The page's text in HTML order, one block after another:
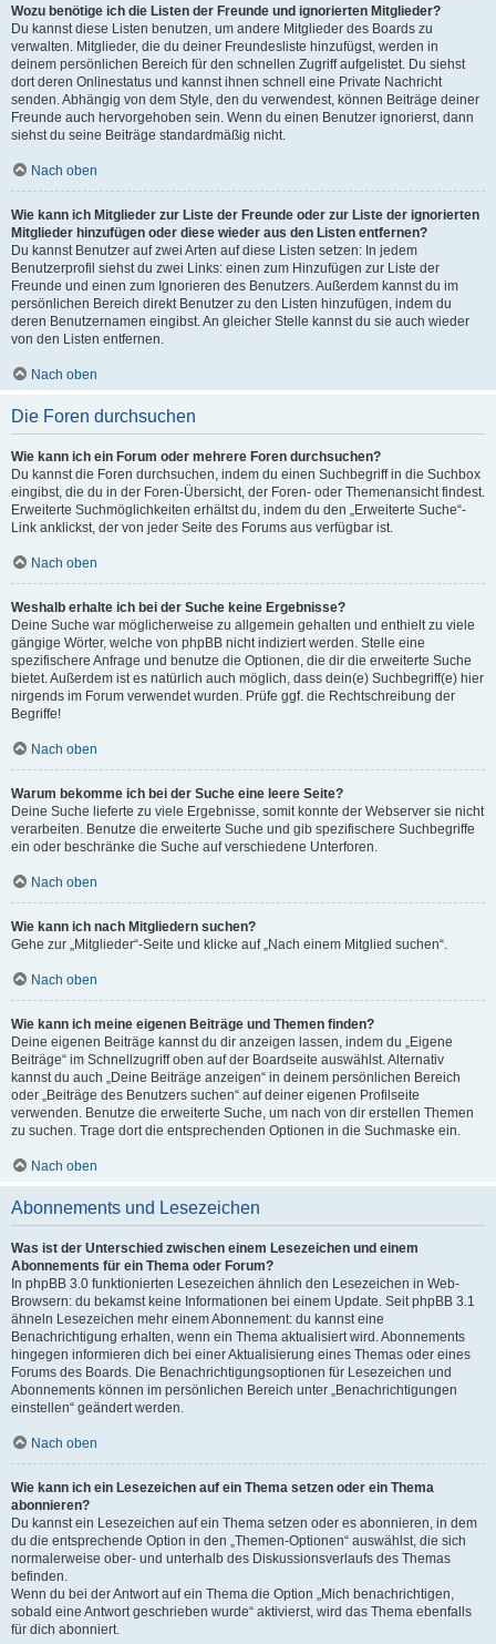
Wozu benötige ich die Listen der Freunde und ignorierten Mitglieder?
Du kannst diese Listen benutzen, um andere Mitglieder des Boards zu
verwalten. Mitglieder, die du deiner Freundesliste hinzufügst, werden in
deinem persönlichen Bereich für den schnellen Zugriff aufgelistet. Du siehst
dort deren Onlinestatus und kannst ihnen schnell eine Private Nachricht
senden. Abhängig von dem Style, den du verwendest, können Beiträge deiner
Freunde auch hervorgehoben sein. Wenn du einen Benutzer ignorierst, dann
siehst du seine Beiträge standardmäßig nicht.
Nach oben
Wie kann ich Mitglieder zur Liste der Freunde oder zur Liste der ignorierten
Mitglieder hinzufügen oder diese wieder aus den Listen entfernen?
Du kannst Benutzer auf zwei Arten auf diese Listen setzen: In jedem
Benutzerprofil siehst du zwei Links: einen zum Hinzufügen zur Liste der
Freunde und einen zum Ignorieren des Benutzers. Außerdem kannst du im
persönlichen Bereich direkt Benutzer zu den Listen hinzufügen, indem du
deren Benutzernamen eingibst. An gleicher Stelle kannst du sie auch wieder
von den Listen entfernen.
Nach oben
Die Foren durchsuchen
Wie kann ich ein Forum oder mehrere Foren durchsuchen?
Du kannst die Foren durchsuchen, indem du einen Suchbegriff in die Suchbox
eingibst, die du in der Foren-Übersicht, der Foren- oder Themenansicht findest.
Erweiterte Suchmöglichkeiten erhältst du, indem du den „Erweiterte Suche“-
Link anklickst, der von jeder Seite des Forums aus verfügbar ist.
Nach oben
Weshalb erhalte ich bei der Suche keine Ergebnisse?
Deine Suche war möglicherweise zu allgemein gehalten und enthielt zu viele
gängige Wörter, welche von phpBB nicht indiziert werden. Stelle eine
spezifischere Anfrage und benutze die Optionen, die dir die erweiterte Suche
bietet. Außerdem ist es natürlich auch möglich, dass dein(e) Suchbegriff(e) hier
nirgends im Forum verwendet wurden. Prüfe ggf. die Rechtschreibung der
Begriffe!
Nach oben
Warum bekomme ich bei der Suche eine leere Seite?
Deine Suche lieferte zu viele Ergebnisse, somit konnte der Webserver sie nicht
verarbeiten. Benutze die erweiterte Suche und gib spezifischere Suchbegriffe
ein oder beschränke die Suche auf verschiedene Unterforen.
Nach oben
Wie kann ich nach Mitgliedern suchen?
Gehe zur „Mitglieder“-Seite und klicke auf „Nach einem Mitglied suchen“.
Nach oben
Wie kann ich meine eigenen Beiträge und Themen finden?
Deine eigenen Beiträge kannst du dir anzeigen lassen, indem du „Eigene
Beiträge“ im Schnellzugriff oben auf der Boardseite auswählst. Alternativ
kannst du auch „Deine Beiträge anzeigen“ in deinem persönlichen Bereich
oder „Beiträge des Benutzers suchen“ auf deiner eigenen Profilseite
verwenden. Benutze die erweiterte Suche, um nach von dir erstellen Themen
zu suchen. Trage dort die entsprechenden Optionen in die Suchmaske ein.
Nach oben
Abonnements und Lesezeichen
Was ist der Unterschied zwischen einem Lesezeichen und einem
Abonnements für ein Thema oder Forum?
In phpBB 3.0 funktionierten Lesezeichen ähnlich den Lesezeichen in Web-
Browsern: du bekamst keine Informationen bei einem Update. Seit phpBB 3.1
ähneln Lesezeichen mehr einem Abonnement: du kannst eine
Benachrichtigung erhalten, wenn ein Thema aktualisiert wird. Abonnements
hingegen informieren dich bei einer Aktualisierung eines Themas oder eines
Forums des Boards. Die Benachrichtigungsoptionen für Lesezeichen und
Abonnements können im persönlichen Bereich unter „Benachrichtigungen
einstellen“ geändert werden.
Nach oben
Wie kann ich ein Lesezeichen auf ein Thema setzen oder ein Thema
abonnieren?
Du kannst ein Lesezeichen auf ein Thema setzen oder es abonnieren, in dem
du die entsprechende Option in den „Themen-Optionen“ auswählst, die sich
normalerweise ober- und unterhalb des Diskussionsverlaufs des Themas
befinden.
Wenn du bei der Antwort auf ein Thema die Option „Mich benachrichtigen,
sobald eine Antwort geschrieben wurde“ aktivierst, wird das Thema ebenfalls
für dich abonniert.